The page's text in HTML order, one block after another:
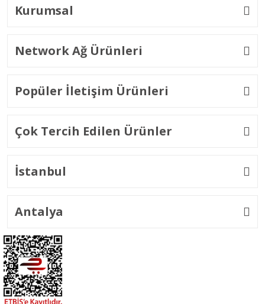
Kurumsal
Network Ağ Ürünleri
Popüler İletişim Ürünleri
Çok Tercih Edilen Ürünler
İstanbul
Antalya